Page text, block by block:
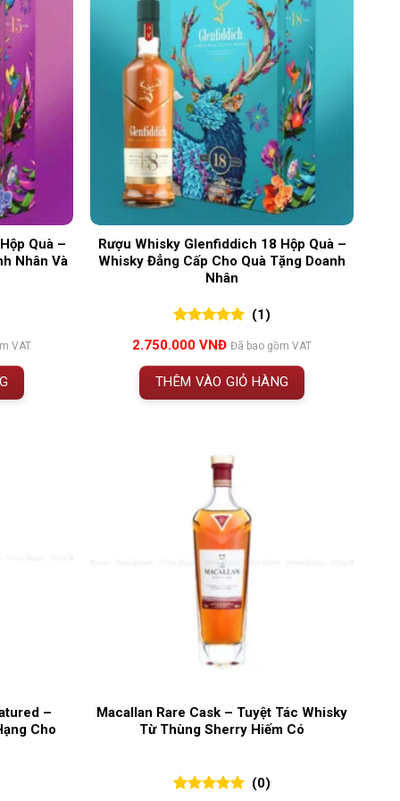
Quà –
Nhân Và
VAT
Rượu Whisky Glenfiddich 18 Hộp Quà –
Whisky Đẳng Cấp Cho Quà Tặng Doanh
Nhân
đánh giá
(1)
2.750.000VNĐ Đã bao gồm VAT
THÊM VÀO GIỎ HÀNG
–
Cho
Macallan Rare Cask – Tuyệt Tác Whisky
Từ Thùng Sherry Hiếm Có
(0)